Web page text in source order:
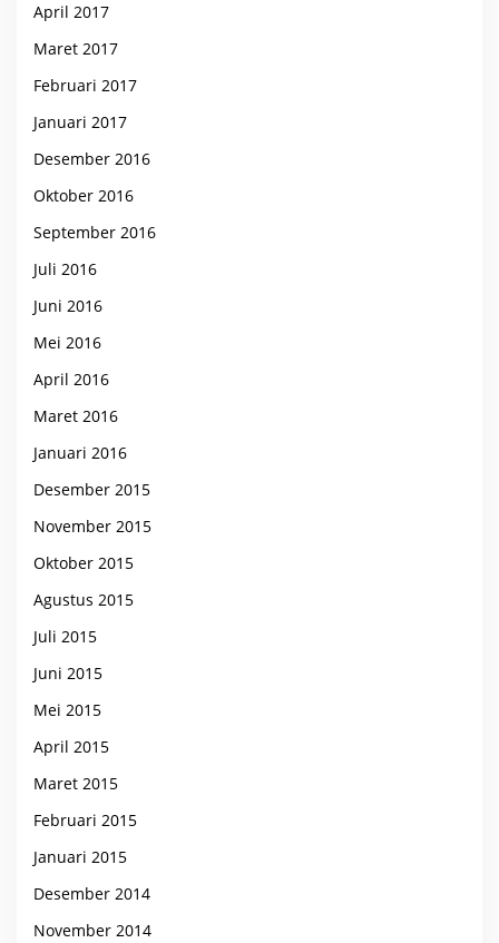
April 2017
Maret 2017
Februari 2017
Januari 2017
Desember 2016
Oktober 2016
September 2016
Juli 2016
Juni 2016
Mei 2016
April 2016
Maret 2016
Januari 2016
Desember 2015
November 2015
Oktober 2015
Agustus 2015
Juli 2015
Juni 2015
Mei 2015
April 2015
Maret 2015
Februari 2015
Januari 2015
Desember 2014
November 2014